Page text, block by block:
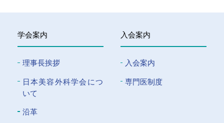
学会案内
理事長挨拶
⽇本美容外科学会につ
いて
沿革
入会案内
入会案内
専門医制度